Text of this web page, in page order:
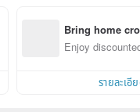
Bring home
n with ease
Enjoy
รายละเอี